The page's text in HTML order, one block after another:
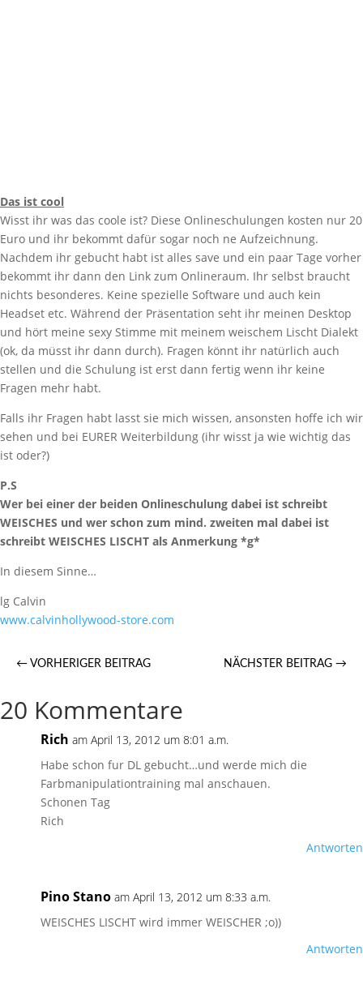
Das ist cool
Wisst ihr was das coole ist? Diese Onlineschulungen kosten nur 20
Euro und ihr bekommt dafür sogar noch ne Aufzeichnung.
Nachdem ihr gebucht habt ist alles save und ein paar Tage vorher
bekommt ihr dann den Link zum Onlineraum. Ihr selbst braucht
nichts besonderes. Keine spezielle Software und auch kein
Headset etc. Während der Präsentation seht ihr meinen Desktop
und hört meine sexy Stimme mit meinem weischem Lischt Dialekt
(ok, da müsst ihr dann durch). Fragen könnt ihr natürlich auch
stellen und die Schulung ist erst dann fertig wenn ihr keine
Fragen mehr habt.
Falls ihr Fragen habt lasst sie mich wissen, ansonsten hoffe ich wir
sehen und bei EURER Weiterbildung (ihr wisst ja wie wichtig das
ist oder?)
P.S
Wer bei einer der beiden Onlineschulung dabei ist schreibt
WEISCHES und wer schon zum mind. zweiten mal dabei ist
schreibt WEISCHES LISCHT als Anmerkung *g*
In diesem Sinne…
lg Calvin
www.calvinhollywood-store.com
← VORHERIGER BEITRAG NÄCHSTER BEITRAG →
20 Kommentare
Rich am April 13, 2012 um 8:01 a.m.
Habe schon fur DL gebucht…und werde mich die
Farbmanipulationtraining mal anschauen.
Schonen Tag
Rich
Antworten
Pino Stano am April 13, 2012 um 8:33 a.m.
WEISCHES LISCHT wird immer WEISCHER ;o))
Antworten